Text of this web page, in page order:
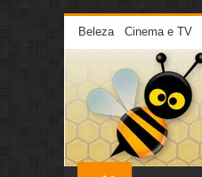
Beleza Cinema e TV